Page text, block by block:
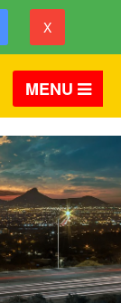
X
MENU